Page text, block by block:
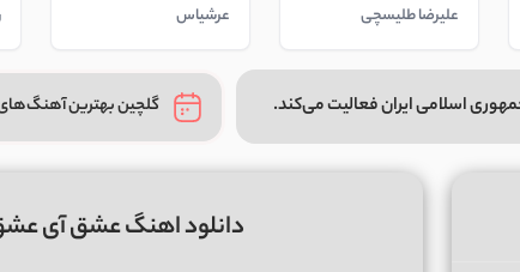
علیرضا طلیسچی عرشیاس
اسلامی ایران فعالیت می‌کند. گلچین بهترین
دانلود اهنگ عشق آی